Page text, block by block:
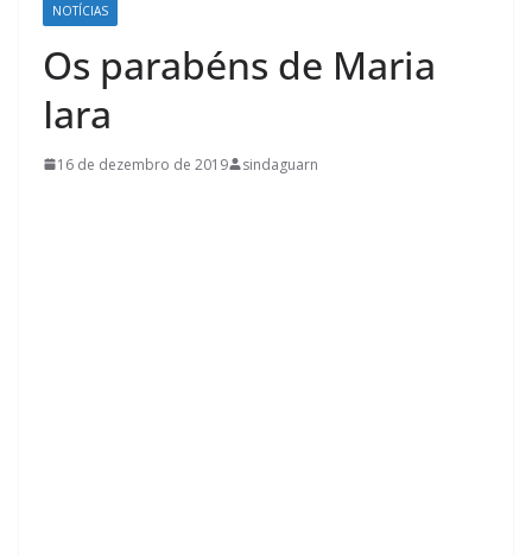
NOTÍCIAS
Os parabéns de Maria
Iara
16 de dezembro de 2019 sindaguarn